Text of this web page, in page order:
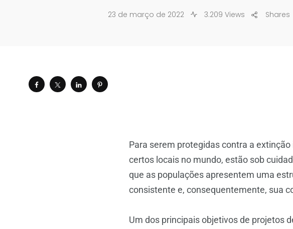
23 de março de 2022 3.209 Views Shares
Para serem protegidas contra a
certos locais no mundo, estão sob
que as populações apresentem uma
consistente e, consequentemente, sua
Um dos principais objetivos de projetos